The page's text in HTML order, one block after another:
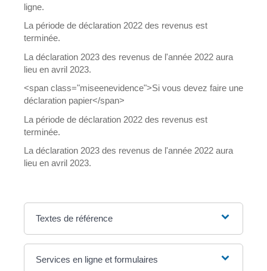
ligne.
La période de déclaration 2022 des revenus est
terminée.
La déclaration 2023 des revenus de l'année 2022 aura
lieu en avril 2023.
<span class="miseenevidence">Si vous devez faire une
déclaration papier</span>
La période de déclaration 2022 des revenus est
terminée.
La déclaration 2023 des revenus de l'année 2022 aura
lieu en avril 2023.
Textes de référence
Services en ligne et formulaires